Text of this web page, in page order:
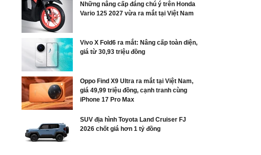
Những nâng cấp đáng chú ý trên Honda
Vario 125 2027 vừa ra mắt tại Việt Nam
Vivo X Fold6 ra mắt: Nâng cấp toàn diện,
giá từ 30,93 triệu đồng
Oppo Find X9 Ultra ra mắt tại Việt Nam,
giá 49,99 triệu đồng, cạnh tranh cùng
iPhone 17 Pro Max
SUV địa hình Toyota Land Cruiser FJ
2026 chốt giá hơn 1 tỷ đồng